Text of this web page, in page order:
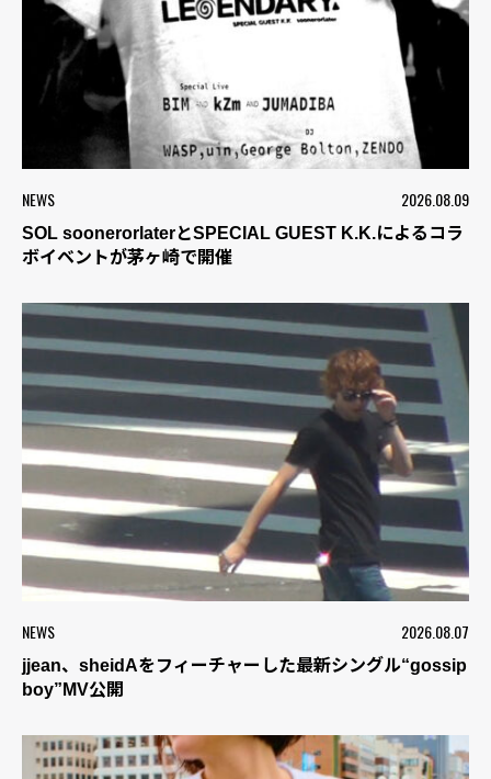
NEWS 2026.08.09
SOL soonerorlaterとSPECIAL GUEST K.K.によるコラ
ボイベントが茅ヶ崎で開催
NEWS 2026.08.07
jjean、sheidAをフィーチャーした最新シングル“gossip
boy”MV公開